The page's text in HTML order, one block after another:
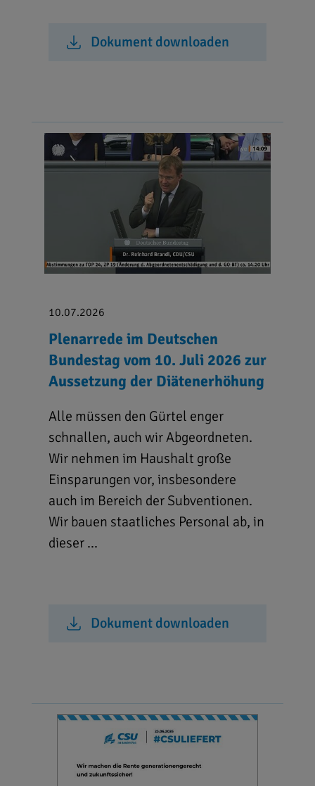
Dokument downloaden
10.07.2026
Plenarrede im Deutschen
Bundestag vom 10. Juli 2026 zur
Aussetzung der Diätenerhöhung
Alle müssen den Gürtel enger
schnallen, auch wir Abgeordneten.
Wir nehmen im Haushalt große
Einsparungen vor, insbesondere
auch im Bereich der Subventionen.
Wir bauen staatliches Personal ab, in
dieser ...
Dokument downloaden